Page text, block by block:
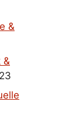
&
&